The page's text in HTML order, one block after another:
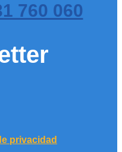
760 060
privacidad